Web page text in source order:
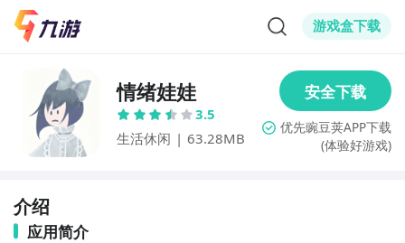
游戏盒下载
情绪娃娃
3.5
生活休闲 | 63.28MB (体验好游戏)
介绍
应用简介